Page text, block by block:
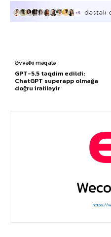
Əvvəlki məqalə
GPT-5.5 təqdim edildi:
ChatGPT superapp olmağa
doğru irəliləyir
https://